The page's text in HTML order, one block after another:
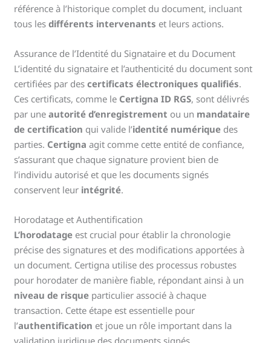
référence à l’historique complet du document, incluant
tous lesdifférents intervenants et leurs actions.
Assurance de l’Identité du Signataire et du Document
L’identité du signataire et l’authenticité du document sont
certifiées par descertificats électroniques qualifiés.
Ces certificats, comme le Certigna ID RGS, sont délivrés
par uneautorité d’enregistrement ou un mandataire
de certification qui valide l’identité numérique des
parties. Certigna agit comme cette entité de confiance,
s’assurant que chaque signature provient bien de
l’individu autorisé et que les documents signés
conservent leur intégrité.
Horodatage et Authentification
L’horodatage est crucial pour établir la chronologie
précise des signatures et des modifications apportées à
un document. Certigna utilise des processus robustes
pour horodater de manière fiable, répondant ainsi à un
niveau de risque particulier associé à chaque
transaction. Cette étape est essentielle pour
l’authentification et joue un rôle important dans la
validation juridique des documents signés